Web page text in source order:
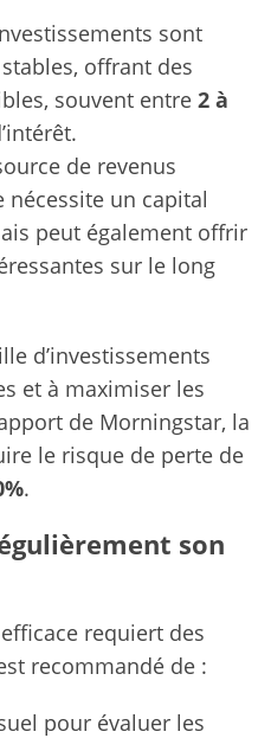
sont
offrant des
souvent entre 2 à
de revenus
nécessite un capital
peut également offrir
sur le long
d’investissements
et à maximiser les
de Morningstar, la
le risque de perte de
.
son
requiert des
recommandé de :
pour évaluer les